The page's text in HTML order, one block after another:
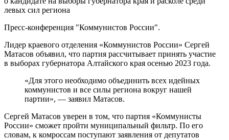
Пресс-конференция "Коммунистов России".
Лидер краевого отделения «Коммунистов России» Сергей
Матасов объявил, что партия рассчитывает принять участие
в выборах губернатора Алтайского края осенью 2023 года.
«Для этого необходимо объединить всех идейных
коммунистов и все силы региона вокруг нашей
партии», — заявил Матасов.
Сергей Матасов уверен в том, что партия «Коммунисты
России» сможет пройти муниципальный фильтр. По его
словам, к комроссам поступают заявления от депутатов